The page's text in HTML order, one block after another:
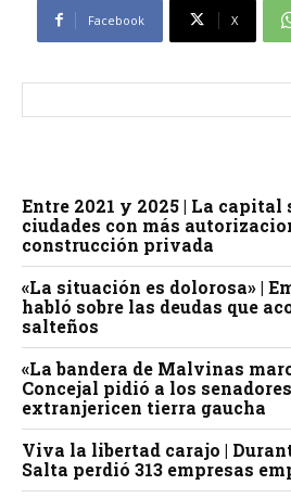
Facebook X
Entre 2021 y 2025 | La
ciudades con más
construcción privada
«La situación es dolorosa» |
habló sobre las deudas que
salteños
«La bandera de Malvinas
Concejal pidió a los
extranjericen tierra gaucha
Viva la libertad carajo |
Salta perdió 313 empresas